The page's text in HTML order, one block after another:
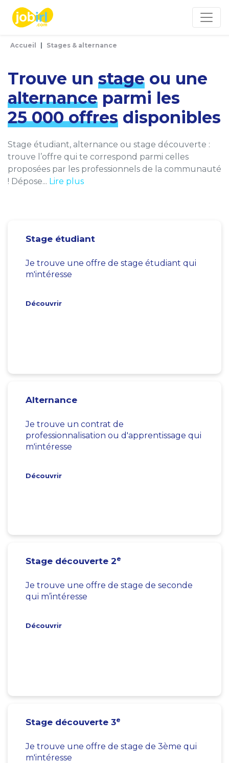
Accueil Stages & alternance
Trouve un stage ou une
alternance parmi les
25 000 offres disponibles
Stage étudiant, alternance ou stage découverte :
trouve l’offre qui te correspond parmi celles
proposées par les professionnels de la communauté
! Dépose... Lire plus
Stage étudiant
Je trouve une offre de stage étudiant qui
m'intéresse
Découvrir
Alternance
Je trouve un contrat de
professionnalisation ou d'apprentissage qui
m'intéresse
Découvrir
Stage découverte 2e
Je trouve une offre de stage de seconde
qui m’intéresse
Découvrir
Stage découverte 3e
Je trouve une offre de stage de 3ème qui
m'intéresse
Panneau de gestion des cookies